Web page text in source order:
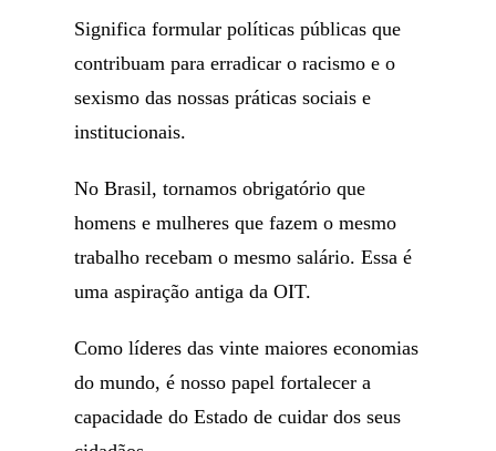
Significa formular políticas públicas que
contribuam para erradicar o racismo e o
sexismo das nossas práticas sociais e
institucionais.
No Brasil, tornamos obrigatório que
homens e mulheres que fazem o mesmo
trabalho recebam o mesmo salário. Essa é
uma aspiração antiga da OIT.
Como líderes das vinte maiores economias
do mundo, é nosso papel fortalecer a
capacidade do Estado de cuidar dos seus